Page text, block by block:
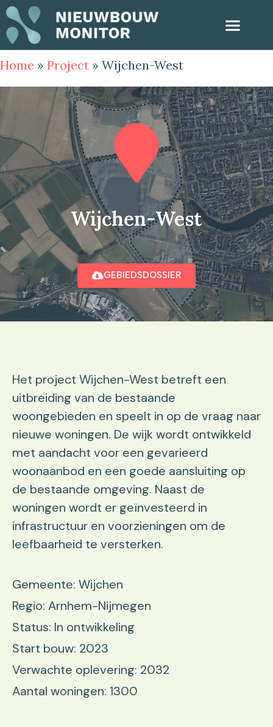
Home » Project » Wijchen-West
Wijchen-West
GEBIEDSDOSSIER
Het project Wijchen-West betreft een
uitbreiding van de bestaande
woongebieden en speelt in op de vraag naar
nieuwe woningen. De wijk wordt ontwikkeld
met aandacht voor een gevarieerd
woonaanbod en een goede aansluiting op
de bestaande omgeving. Naast de
woningen wordt er geïnvesteerd in
infrastructuur en voorzieningen om de
leefbaarheid te versterken.
Gemeente: Wijchen
Regio: Arnhem-Nijmegen
Status: In ontwikkeling
Start bouw: 2023
Verwachte oplevering: 2032
Aantal woningen: 1300